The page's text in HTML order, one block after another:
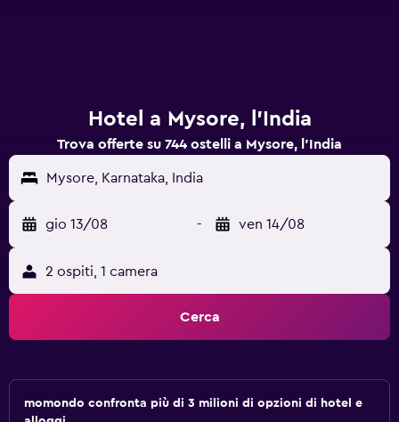
Hotel a Mysore, l'India
Trova offerte su 744 ostelli a Mysore, l'India
Mysore, Karnataka, India
gio 13/08 - ven 14/08
2 ospiti, 1 camera
Cerca
momondo confronta più di 3 milioni di opzioni di hotel e